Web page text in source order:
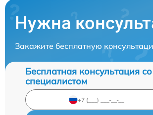
Нужна
Закажите бесплатную
Бесплатная консультация со
специалистом